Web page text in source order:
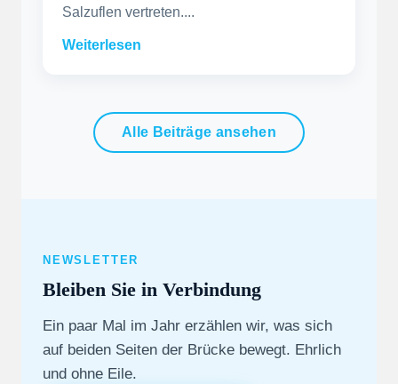
Salzuflen vertreten....
Weiterlesen
Alle Beiträge ansehen
NEWSLETTER
Bleiben Sie in Verbindung
Ein paar Mal im Jahr erzählen wir, was sich
auf beiden Seiten der Brücke bewegt. Ehrlich
und ohne Eile.